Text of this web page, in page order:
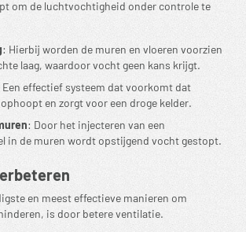
om de luchtvochtigheid onder controle te
: Hierbij worden de muren en vloeren voorzien
laag, waardoor vocht geen kans krijgt.
Een effectief systeem dat voorkomt dat
en zorgt voor een droge kelder.
: Door het injecteren van een
in de muren wordt opstijgend vocht gestopt.
en meest effectieve manieren om
is door betere ventilatie.